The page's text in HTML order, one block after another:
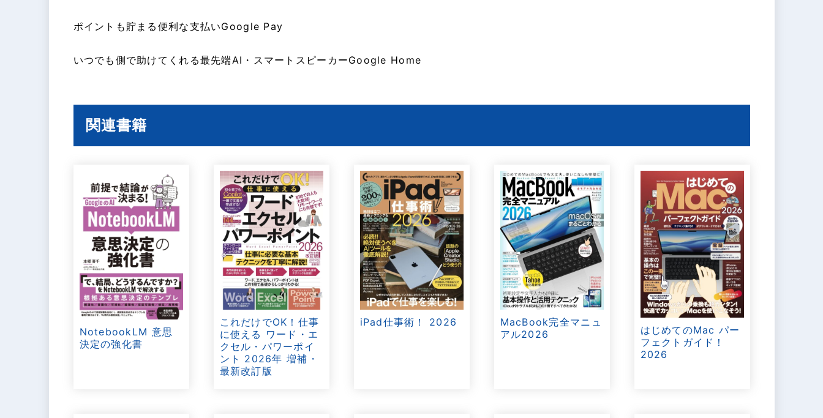
ポイントも貯まる便利な支払いGoogle Pay
いつでも側で助けてくれる最先端AI・スマートスピーカーGoogle Home
関連書籍
NotebookLM 意思
決定の強化書
これだけでOK！仕事
に使える ワード・エ
クセル・パワーポイ
ント 2026年 増補・
最新改訂版
iPad仕事術！ 2026
MacBook完全マニュ
アル2026
はじめてのMac パー
フェクトガイド！
2026